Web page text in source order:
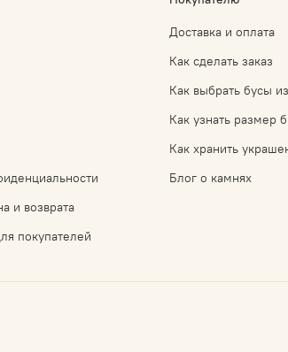
и возврата
покупателей
Доставка и оплата
Как сделать заказ
Как выбрать бусы
Как узнать размер
Как хранить
Блог о камнях